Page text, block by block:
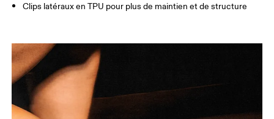
Clips latéraux en TPU pour plus de maintien et de structure